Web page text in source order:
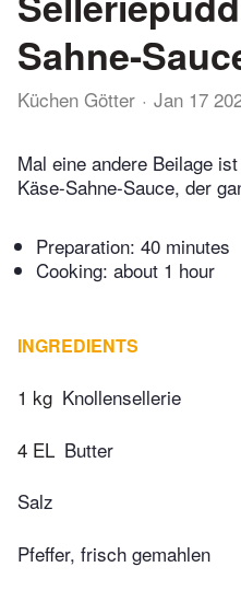
Sahne-
Küchen Götter Jan 17
Mal eine andere Beilage
Käse-Sahne-Sauce, der
Preparation: 40 minutes
Cooking: about 1 hour
INGREDIENTS
1 kg Knollensellerie
4 EL Butter
Salz
Pfeffer, frisch gemahlen